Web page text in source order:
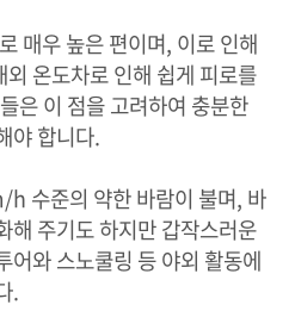
매우 높은 편이며, 이로 인해
온도차로 인해 쉽게 피로를
은 이 점을 고려하여 충분한
야 합니다.
수준의 약한 바람이 불며, 바
해 주기도 하지만 갑작스러운
어와 스노쿨링 등 야외 활동에
.